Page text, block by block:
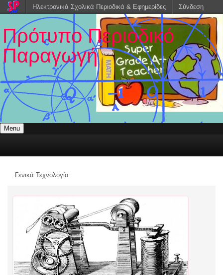
Πρότυπο Περιοδικό
Παραγωγή
Menu
Γενικά Τεχνολογία
Ηλεκτρονικά Σχολικά Περιοδικά & Εφημερίδες Σύνδεση